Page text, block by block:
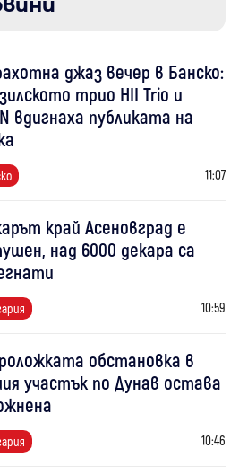
джаз вечер в Банско:
трио HII Trio и
вдигнаха публиката на
11:07
край Асеновград е
над 6000 декара са
10:59
обстановка в
участък по Дунав остава
10:46